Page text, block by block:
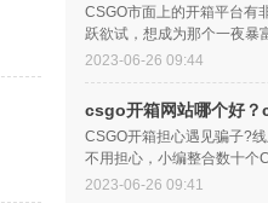
箱子？
CSGO市面上的开箱平台有
跃欲试，想成为那个一夜暴
伴都不知道哪些开箱平台靠
2023-06-26 09:44
csgo开箱网站哪个好
抽一次是真的吗？
CSGO开箱担心遇见骗子?
不用担心，小编整合数十个
出良心靠谱又爆率高的网站
2023-06-26 09:41